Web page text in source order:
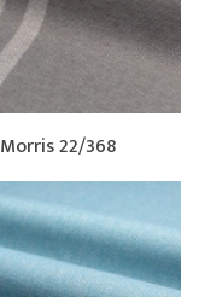
Morris 22/368